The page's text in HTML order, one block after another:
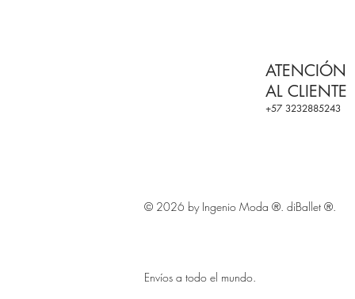
ATENCIÓN
AL CLIENTE
+57 3232885243
© 2026 by Ingenio
Envíos a todo el mundo.